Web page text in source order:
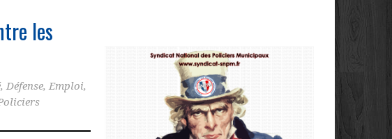
les
, Défense, Emploi,